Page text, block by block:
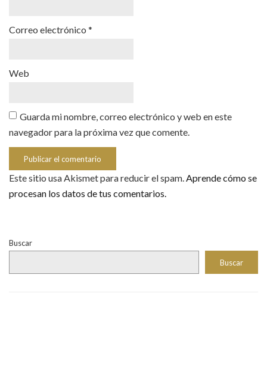
Correo electrónico *
Web
Guarda mi nombre, correo electrónico y web en este
navegador para la próxima vez que comente.
Este sitio usa Akismet para reducir el spam.Aprende cómo se
procesan los datos de tus comentarios.
Buscar
Buscar